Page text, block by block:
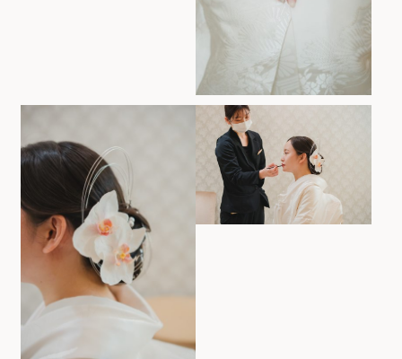
ブライダルフェア
ホテル椿山荘東京
TEL.03-3943-0417
営業時間 11:00〜18:00（土日祝 10:00〜19:00）
定休日
火曜日（祝除く）
〒112-8680
ホテルサイト